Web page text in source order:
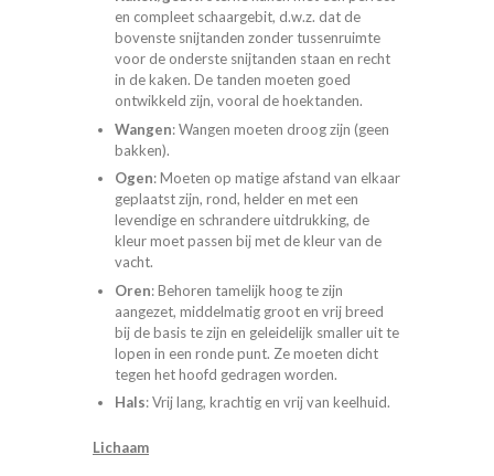
en compleet schaargebit, d.w.z. dat de
bovenste snijtanden zonder tussenruimte
voor de onderste snijtanden staan en recht
in de kaken. De tanden moeten goed
ontwikkeld zijn, vooral de hoektanden.
Wangen: Wangen moeten droog zijn (geen
bakken).
Ogen: Moeten op matige afstand van elkaar
geplaatst zijn, rond, helder en met een
levendige en schrandere uitdrukking, de
kleur moet passen bij met de kleur van de
vacht.
Oren: Behoren tamelijk hoog te zijn
aangezet, middelmatig groot en vrij breed
bij de basis te zijn en geleidelijk smaller uit te
lopen in een ronde punt. Ze moeten dicht
tegen het hoofd gedragen worden.
Hals: Vrij lang, krachtig en vrij van keelhuid.
Lichaam